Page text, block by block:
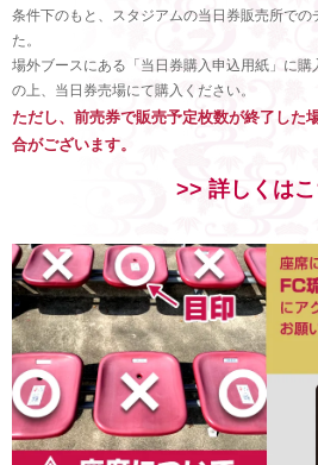
条件下のもと、スタジアムの当日券販売所での
た。
場外ブースにある「当日券購入申込用紙」に購
の上、当日券売場にて購入ください。
ただし、前売券で販売予定枚数が終了した
合がございます。
>> 詳しくは